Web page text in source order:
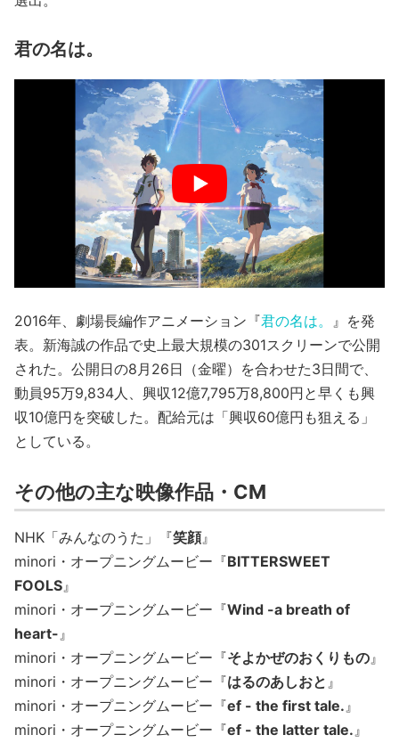
君の名は。
2016年、劇場長編作アニメーション『君の名は。 』を発
表。新海誠の作品で史上最大規模の301スクリーンで公開
された。公開日の8月26日（金曜）を合わせた3日間で、
動員95万9,834人、興収12億7,795万8,800円と早くも興
収10億円を突破した。配給元は「興収60億円も狙える」
としている。
その他の主な映像作品・CM
NHK「みんなのうた」『笑顔』
minori・オープニングムービー『BITTERSWEET
FOOLS 』
minori・オープニングムービー『Wind -a breath of
heart- 』
minori・オープニングムービー『そよかぜのおくりもの 』
minori・オープニングムービー『はるのあしおと 』
minori・オープニングムービー『ef - the first tale. 』
minori・オープニングムービー『ef - the latter tale. 』